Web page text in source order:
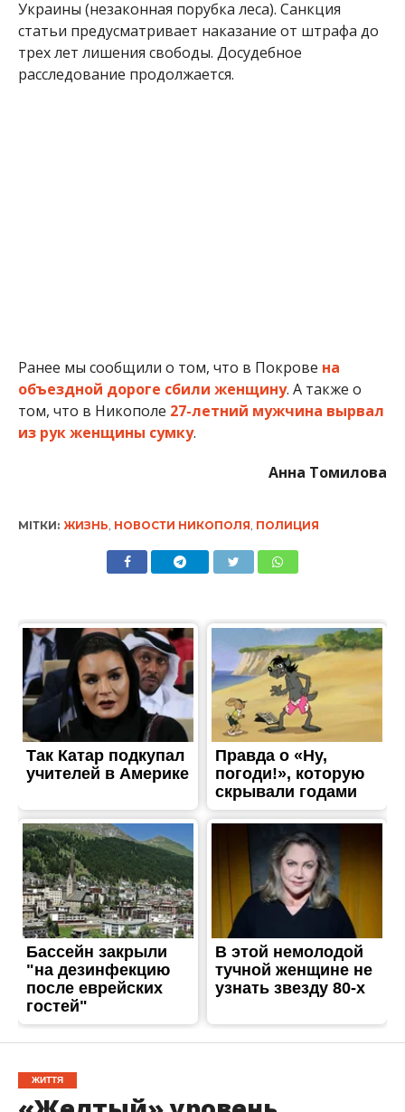
Украины (незаконная порубка леса). Санкция
статьи предусматривает наказание от штрафа до
трех лет лишения свободы. Досудебное
расследование продолжается.
Ранее мы сообщили о том, что в Покрове на
объездной дороге сбили женщину. А также о
том, что в Никополе 27-летний мужчина вырвал
из рук женщины сумку.
Анна Томилова
МІТКИ: ЖИЗНЬ, НОВОСТИ НИКОПОЛЯ, ПОЛИЦИЯ
ЖИТТЯ